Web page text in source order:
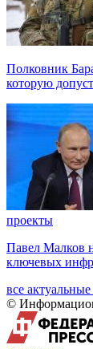
Полковник
которую
проекты
Павел Малков
ключевых
все
©